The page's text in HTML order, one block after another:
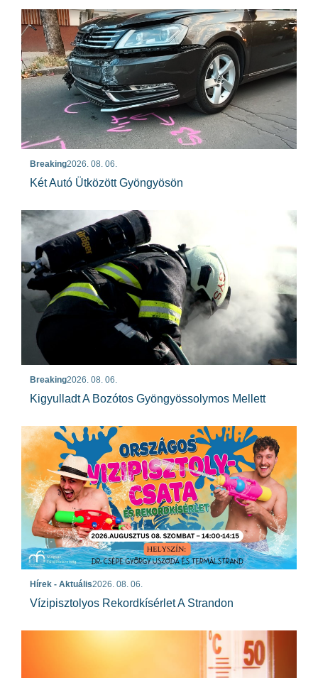
Breaking2026. 08. 06.
Két Autó Ütközött Gyöngyösön
Breaking2026. 08. 06.
Kigyulladt A Bozótos Gyöngyössolymos Mellett
Hírek - Aktuális2026. 08. 06.
Vízipisztolyos Rekordkísérlet A Strandon